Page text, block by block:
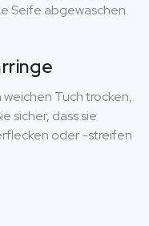
Seife abgewaschen
Tuch trocken,
sicher, dass sie
oder -streifen